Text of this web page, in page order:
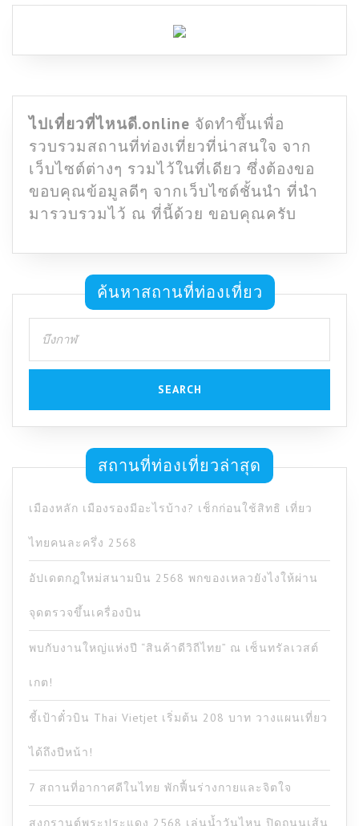
ไปเที่ยวที่ไหนดี.online จัดทำขึ้นเพื่อ
รวบรวมสถานที่ท่องเที่ยวที่น่าสนใจ จาก
เว็บไซต์ต่างๆ รวมไว้ในที่เดียว ซึ่งต้องขอ
ขอบคุณข้อมูลดีๆ จากเว็บไซต์ชั้นนำ ที่นำ
มารวบรวมไว้ ณ ที่นี้ด้วย ขอบคุณครับ
ค้นหาสถานที่ท่องเที่ยว
for:
สถานที่ท่องเที่ยวล่าสุด
เมืองหลัก เมืองรองมีอะไรบ้าง? เช็กก่อนใช้สิทธิ เที่ยว
ไทยคนละครึ่ง 2568
อัปเดตกฎใหม่สนามบิน 2568 พกของเหลวยังไงให้ผ่าน
จุดตรวจขึ้นเครื่องบิน
พบกับงานใหญ่แห่งปี “สินค้าดีวิถีไทย” ณ เซ็นทรัลเวสต์
เกต!
ชี้เป้าตั๋วบิน Thai Vietjet เริ่มต้น 208 บาท วางแผนเที่ยว
ได้ถึงปีหน้า!
7 สถานที่อากาศดีในไทย พักฟื้นร่างกายและจิตใจ